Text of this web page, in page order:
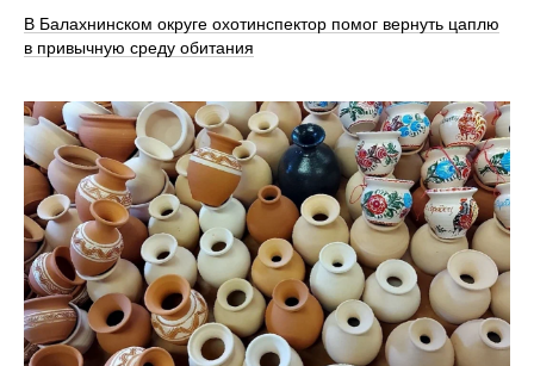
В Балахнинском округе охотинспектор помог вернуть цаплю
в привычную среду обитания